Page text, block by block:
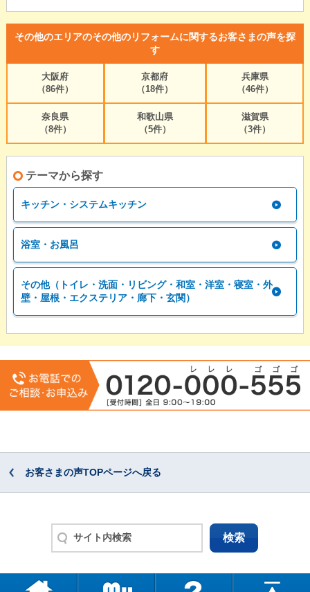
その他のエリアのその他のリフォームに関するお客さまの声を探
す
大阪府
（86件）
京都府
（18件）
兵庫県
（46件）
奈良県
（8件）
和歌山県
（5件）
滋賀県
（3件）
テーマから探す
キッチン・システムキッチン
浴室・お風呂
その他（トイレ・洗面・リビング・和室・洋室・寝室・外
壁・屋根・エクステリア・廊下・玄関）
お客さまの声TOPページへ戻る